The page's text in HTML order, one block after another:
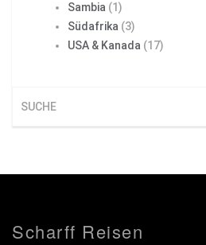
Sambia (1)
Südafrika (3)
USA & Kanada (17)
Scharff Reisen